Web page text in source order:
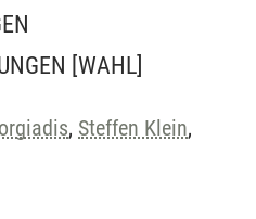
[WAHL]
, Steffen Klein,